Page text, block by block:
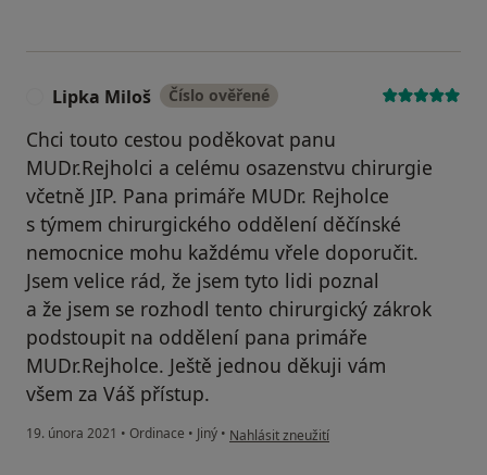
Lipka Miloš Číslo ověřené
Chci touto cestou poděkovat panu
MUDr.Rejholci a celému osazenstvu chirurgie
včetně JIP. Pana primáře MUDr. Rejholce
s týmem chirurgického oddělení děčínské
nemocnice mohu každému vřele doporučit.
Jsem velice rád, že jsem tyto lidi poznal
a že jsem se rozhodl tento chirurgický zákrok
podstoupit na oddělení pana primáře
MUDr.Rejholce. Ještě jednou děkuji vám
všem za Váš přístup.
19. února 2021 • Ordinace • Jiný • podle názoru uživatele Lipka Miloš
Nahlásit zneužití